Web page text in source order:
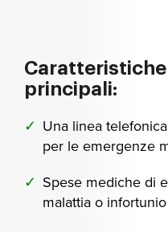
principali:
Una linea
per le emergenze
Spese mediche di
malattia o infortunio